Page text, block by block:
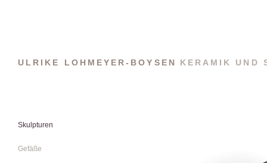
ULRIKE LOHMEYER-BOYSEN KERAMIK UND
Skulpturen
Gefäße